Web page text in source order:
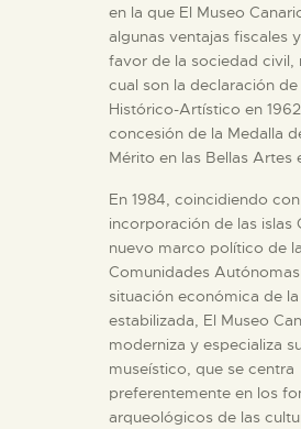
en la que El Museo
algunas ventajas fiscales
favor de la sociedad civil,
cual son la declaración
Histórico-Artístico en
concesión de la Medalla
Mérito en las Bellas Artes
En 1984, coincidiendo
incorporación de las islas
nuevo marco político de
Comunidades
situación económica de
estabilizada, El Museo
moderniza y especializa
museístico, que se centra
preferentemente en los
arqueológicos de las